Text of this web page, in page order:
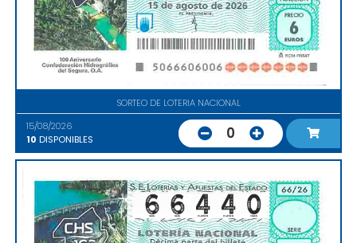
SORTEO DE LOTERIA NACIONAL
15/08/2026
10 DISPONIBLES 0